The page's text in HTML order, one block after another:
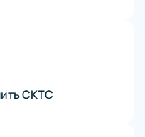
СКТС